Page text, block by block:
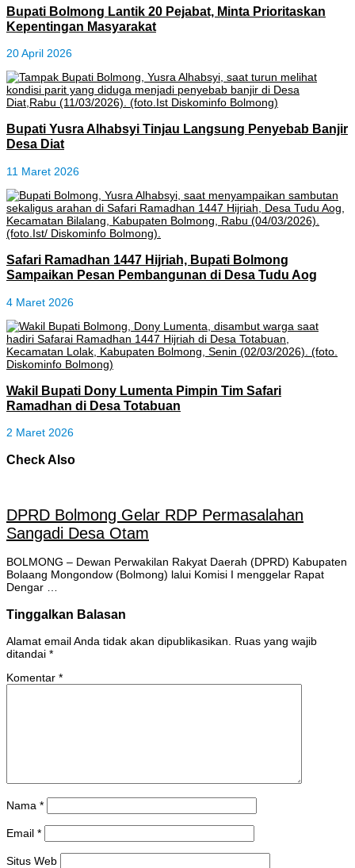
Bupati Bolmong Lantik 20 Pejabat, Minta Prioritaskan
Kepentingan Masyarakat
20 April 2026
Bupati Yusra Alhabsyi Tinjau Langsung Penyebab Banjir
Desa Diat
11 Maret 2026
Safari Ramadhan 1447 Hijriah, Bupati Bolmong
Sampaikan Pesan Pembangunan di Desa Tudu Aog
4 Maret 2026
Wakil Bupati Dony Lumenta Pimpin Tim Safari
Ramadhan di Desa Totabuan
2 Maret 2026
Check Also
DPRD Bolmong Gelar RDP Permasalahan
Sangadi Desa Otam
BOLMONG – Dewan Perwakilan Rakyat Daerah (DPRD) Kabupaten
Bolaang Mongondow (Bolmong) lalui Komisi I menggelar Rapat
Dengar …
Tinggalkan Balasan
Alamat email Anda tidak akan dipublikasikan.
Ruas yang wajib
ditandai *
Komentar *
Nama *
Email *
Situs Web